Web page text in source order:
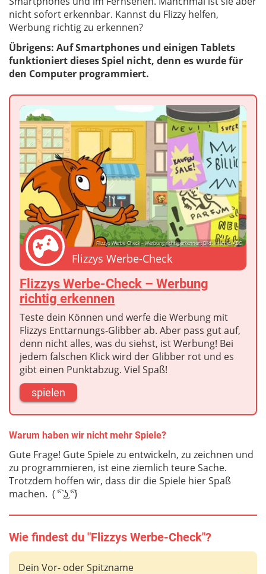
nicht sofort erkennbar. Kannst du Flizzy helfen,
Werbung richtig zu erkennen?
Übrigens: Auf Smartphones und einigen Tablets
funktioniert dieses Spiel nicht, denn es wurde für
den Computer programmiert.
Flizzys Werbe-Check – Werbung richtig erkennen; Bild: Internet-ABC
Flizzys Werbe-Check
Flizzys Werbe-Check – Werbung
richtig erkennen
Teste dein Können und werfe die Werbung mit
Flizzys Enttarnungs-Glibber ab. Aber pass gut auf,
denn nicht alles, was du siehst, ist Werbung! Bei
jedem falschen Klick wird der Glibber rot und es
gibt einen Punktabzug. Viel Spaß!
spielen
Warum haben wir nicht mehr Spiele?
Gute Frage! Gute Spiele zu entwickeln, zu zeichnen und
zu programmieren, ist eine ziemlich teure Sache.
Trotzdem hoffen wir, dass dir die Spiele hier Spaß
machen. ( ͡ᵔ ͜ʖ ͡ᵔ)
Wie findest du "Flizzys Werbe-Check"?
Dein Vor- oder Spitzname